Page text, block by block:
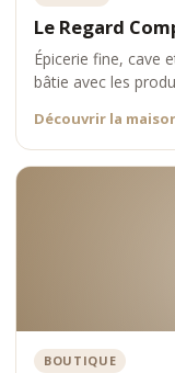
Le Regard
Épicerie fine, cave
bâtie avec les
Découvrir la
BOUTIQUE